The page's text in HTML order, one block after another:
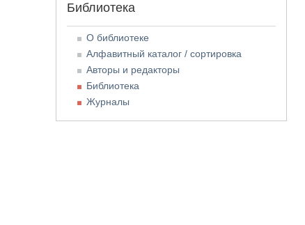
Библиотека
О библиотеке
Алфавитный каталог / сортировка
Авторы и редакторы
Библиотека
Журналы